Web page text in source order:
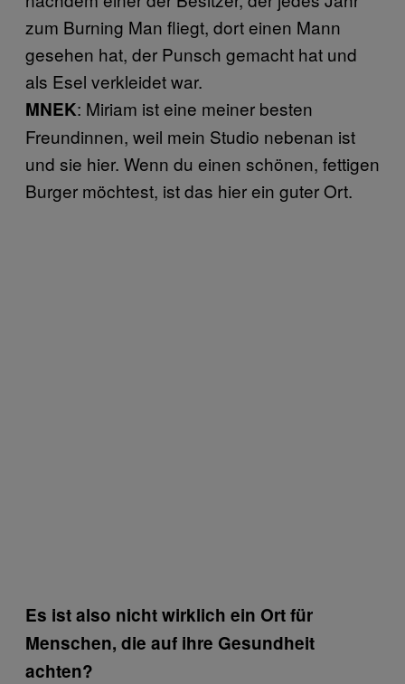
zum Burning Man fliegt, dort einen Mann
gesehen hat, der Punsch gemacht hat und
als Esel verkleidet war.
MNEK: Miriam ist eine meiner besten
Freundinnen, weil mein Studio nebenan ist
und sie hier. Wenn du einen schönen, fettigen
Burger möchtest, ist das hier ein guter Ort.
Es ist also nicht wirklich ein Ort für
Menschen, die auf ihre Gesundheit
achten?